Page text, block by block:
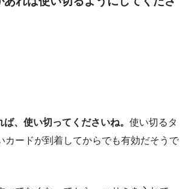
、使い切ってくださいね。 使い切るタ
カードが到着してからでも有効だそうで